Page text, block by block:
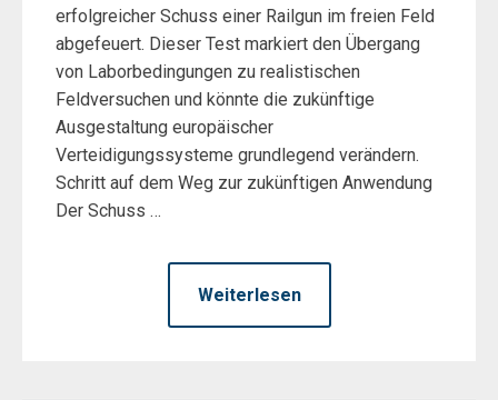
erfolgreicher Schuss einer Railgun im freien Feld
abgefeuert. Dieser Test markiert den Übergang
von Laborbedingungen zu realistischen
Feldversuchen und könnte die zukünftige
Ausgestaltung europäischer
Verteidigungssysteme grundlegend verändern.
Schritt auf dem Weg zur zukünftigen Anwendung
Der Schuss …
Weiterlesen